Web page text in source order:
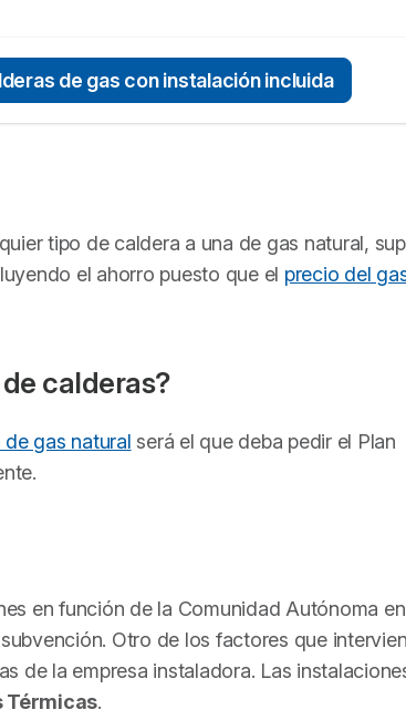
de gas con instalación incluida
tipo de caldera a una de gas natural,
el ahorro puesto que el precio del
calderas?
gas natural será el que deba pedir el Plan
en función de la Comunidad Autónoma
Otro de los factores que
de la empresa instaladora. Las
Térmicas.